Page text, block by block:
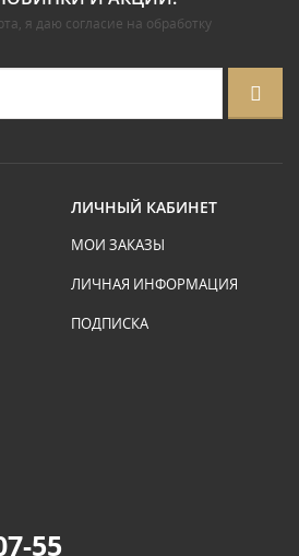
я даю согласие на обработку
ЛИЧНЫЙ КАБИНЕТ
МОИ ЗАКАЗЫ
ЛИЧНАЯ ИНФОРМАЦИЯ
ПОДПИСКА
55